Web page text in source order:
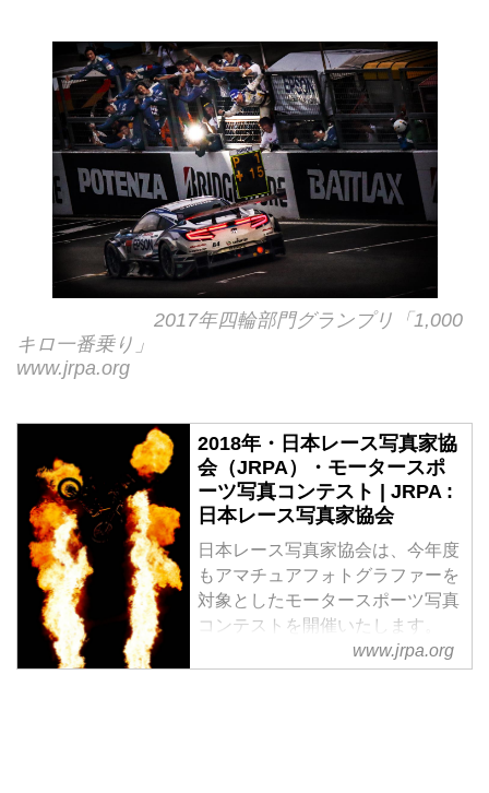
2017年四輪部門グランプリ「1,000
キロ一番乗り」
www.jrpa.org
2018年・日本レース写真家協
会（JRPA）・モータースポ
ーツ写真コンテスト | JRPA :
日本レース写真家協会
日本レース写真家協会は、今年度
もアマチュアフォトグラファーを
対象としたモータースポーツ写真
コンテストを開催いたします。
下記の募集要項をご覧いただき、
奮ってご応募下さい。
www.jrpa.org